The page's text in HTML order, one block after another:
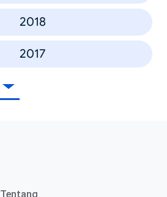
2018
2017
Tentang